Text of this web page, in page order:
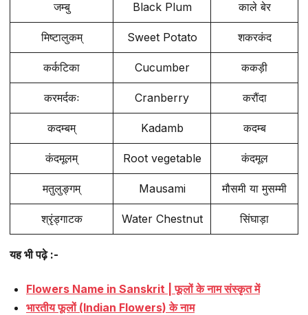
जम्बु Black Plum काले बेर
मिष्टालुकम् Sweet Potato शकरकंद
कर्कटिका Cucumber ककड़ी
करमर्दकः Cranberry करौंदा
कदम्बम् Kadamb कदम्ब
कंदमूलम् Root vegetable कंदमूल
मतुलुङ्गम् Mausami मौसमी या मुसम्मी
श्रृंड्गाटक Water Chestnut सिंघाड़ा
यह भी पढ़े :-
Flowers Name in Sanskrit | फूलों के नाम संस्कृत में
भारतीय फूलों (Indian Flowers) के नाम